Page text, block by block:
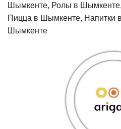
Шымкенте, Ролы в
Пицца в Шымкенте, Напитки
Шымкенте